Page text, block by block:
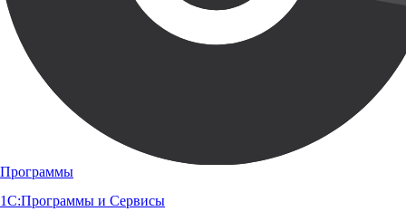
Программы
1С:Программы и Сервисы